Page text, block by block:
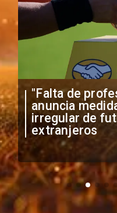
"Falta de
anuncia
irregular de
extranjeros